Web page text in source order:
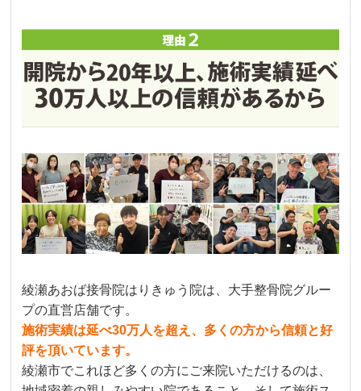
綾瀬あおば接骨院はりきゅう院は、大手整骨院グルー
プの直営店舗です。
施術実績は延べ30万人を超え、多くの方から信頼と好
評を頂いています。
綾瀬市でこれほど多くの方にご来院いただけるのは、